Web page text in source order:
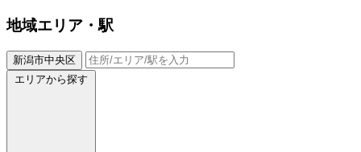
地域エリア・駅
新潟市中央区
エリアから探す